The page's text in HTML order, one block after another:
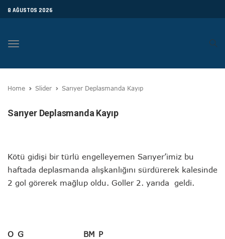
8 AĞUSTOS 2026
Toggle
Home Slider Sarıyer Deplasmanda Kayıp
Sarıyer Deplasmanda Kayıp
Kötü gidişi bir türlü engelleyemen Sarıyer’imiz bu
haftada deplasmanda alışkanlığını sürdürerek kalesinde
2 gol görerek mağlup oldu. Goller 2. yarıda geldi.
O G BM P